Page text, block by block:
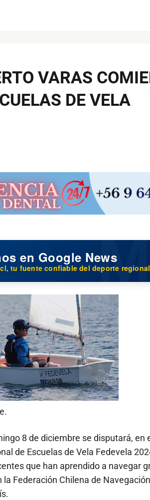
VARAS
DE VELA
en Google News
tu fuente confiable del deporte regional
8 de diciembre se disputará, en
de Escuelas de Vela Fedevela
que han aprendido a navegar
Federación Chilena de